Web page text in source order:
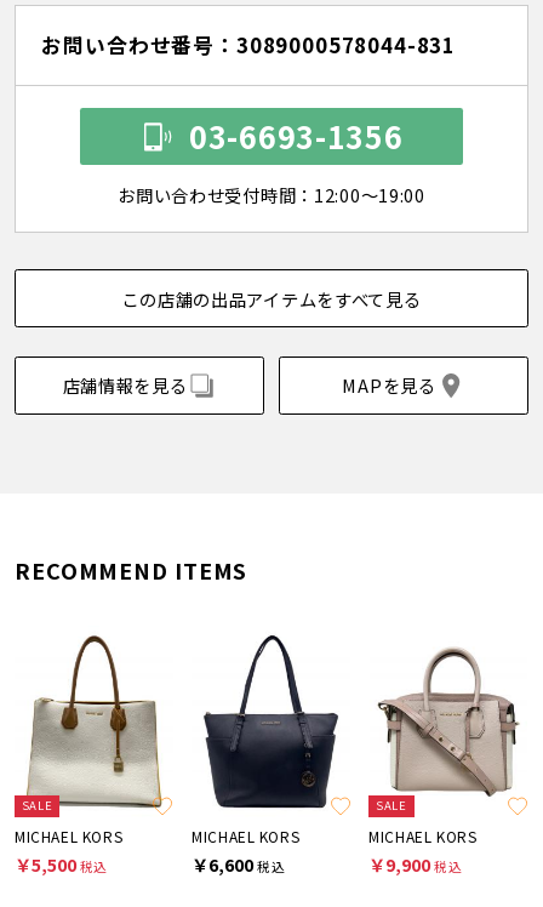
お問い合わせ番号：3089000578044-831
03-6693-1356
お問い合わせ受付時間：12:00～19:00
この店舗の出品アイテムをすべて見る
店舗情報を見る MAPを見る
RECOMMEND ITEMS
SALE
MICHAEL KORS
￥5,500税込
MICHAEL KORS
￥6,600税込
SALE
MICHAEL KORS
￥9,900税込